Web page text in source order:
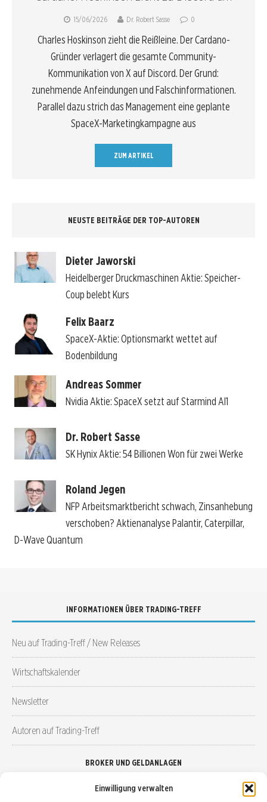
Einwilligung verwalten
15/06/2026 Dr. Robert Sasse 0
Charles Hoskinson zieht die Reißleine. Der Cardano-
Gründer verlagert die gesamte Community-
Kommunikation von X auf Discord. Der Grund:
zunehmende Anfeindungen und Falschinformationen.
Parallel dazu strich das Management eine geplante
SpaceX-Marketingkampagne aus
ZUM ARTIKEL
NEUSTE BEITRÄGE DER TOP-AUTOREN
Dieter Jaworski
Heidelberger Druckmaschinen Aktie: Speicher-
Coup belebt Kurs
Felix Baarz
SpaceX-Aktie: Optionsmarkt wettet auf
Bodenbildung
Andreas Sommer
Nvidia Aktie: SpaceX setzt auf Starmind AI1
Dr. Robert Sasse
SK Hynix Aktie: 54 Billionen Won für zwei Werke
Roland Jegen
NFP Arbeitsmarktbericht schwach, Zinsanhebung
verschoben? Aktienanalyse Palantir, Caterpillar,
D-Wave Quantum
INFORMATIONEN ÜBER TRADING-TREFF
Neu auf Trading-Treff / New Releases
Wirtschaftskalender
Newsletter
Autoren auf Trading-Treff
BROKER UND GELDANLAGEN